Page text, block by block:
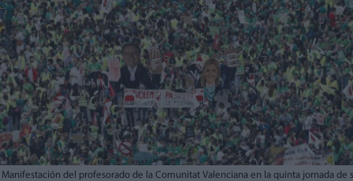
Manifestación del profesorado de la Comunitat Valenciana en la quinta jornada de